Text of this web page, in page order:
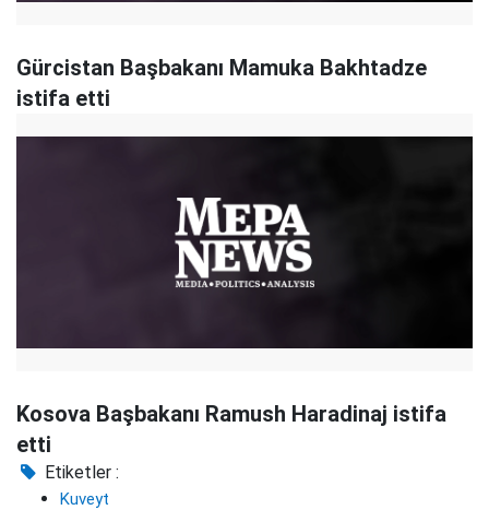
Gürcistan Başbakanı Mamuka Bakhtadze
istifa etti
Kosova Başbakanı Ramush Haradinaj istifa
etti
Etiketler :
Kuveyt